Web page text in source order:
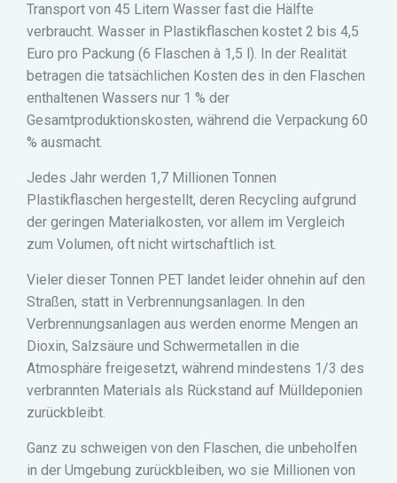
Transport von 45 Litern Wasser fast die Hälfte
verbraucht. Wasser in Plastikflaschen kostet 2 bis 4,5
Euro pro Packung (6 Flaschen à 1,5 l). In der Realität
betragen die tatsächlichen Kosten des in den Flaschen
enthaltenen Wassers nur 1 % der
Gesamtproduktionskosten, während die Verpackung 60
% ausmacht.
Jedes Jahr werden 1,7 Millionen Tonnen
Plastikflaschen hergestellt, deren Recycling aufgrund
der geringen Materialkosten, vor allem im Vergleich
zum Volumen, oft nicht wirtschaftlich ist.
Vieler dieser Tonnen PET landet leider ohnehin auf den
Straßen, statt in Verbrennungsanlagen. In den
Verbrennungsanlagen aus werden enorme Mengen an
Dioxin, Salzsäure und Schwermetallen in die
Atmosphäre freigesetzt, während mindestens 1/3 des
verbrannten Materials als Rückstand auf Mülldeponien
zurückbleibt.
Ganz zu schweigen von den Flaschen, die unbeholfen
in der Umgebung zurückbleiben, wo sie Millionen von